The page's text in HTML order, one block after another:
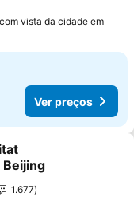
vista da cidade em
Ver preços
aos favoritos
Beijing
1.677